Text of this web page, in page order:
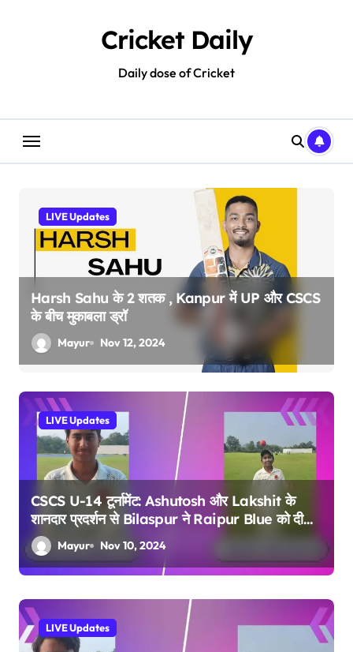
Cricket Daily
Daily dose of Cricket
LIVE Updates
Harsh Sahu के 2 शतक , Kanpur में UP और CSCS
के बीच मुकाबला ड्रॉ
Mayur Nov 12, 2024
LIVE Updates
CSCS U-14 टूर्नामेंट: Ashutosh और Lakshit के
शानदार प्रदर्शन से Bilaspur ने Raipur Blue को दी
करारी शिकस्त
Mayur Nov 10, 2024
LIVE Updates